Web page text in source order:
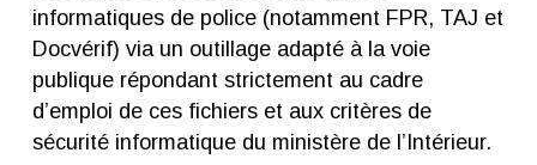
informatiques de police (notamment FPR, TAJ et
Docvérif) via un outillage adapté à la voie
publique répondant strictement au cadre
d’emploi de ces fichiers et aux critères de
sécurité informatique du ministère de l’Intérieur.